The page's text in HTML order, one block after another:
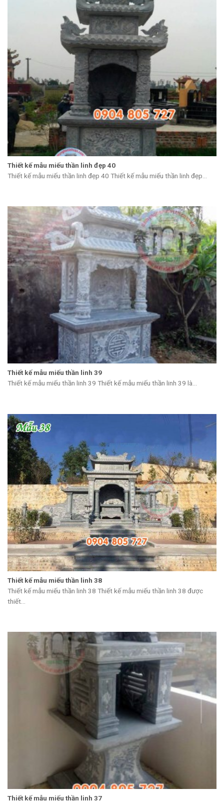
Thiết kế mẫu miếu thần linh đẹp 40
Thiết kế mẫu miếu thần linh đẹp 40 Thiết kế mẫu miếu thần linh đẹp...
Thiết kế mẫu miếu thần linh 39
Thiết kế mẫu miếu thần linh 39 Thiết kế mẫu miếu thần linh 39 là...
Thiết kế mẫu miếu thần linh 38
Thiết kế mẫu miếu thần linh 38 Thiết kế mẫu miếu thần linh 38 được
thiết...
Thiết kế mẫu miếu thần linh 37